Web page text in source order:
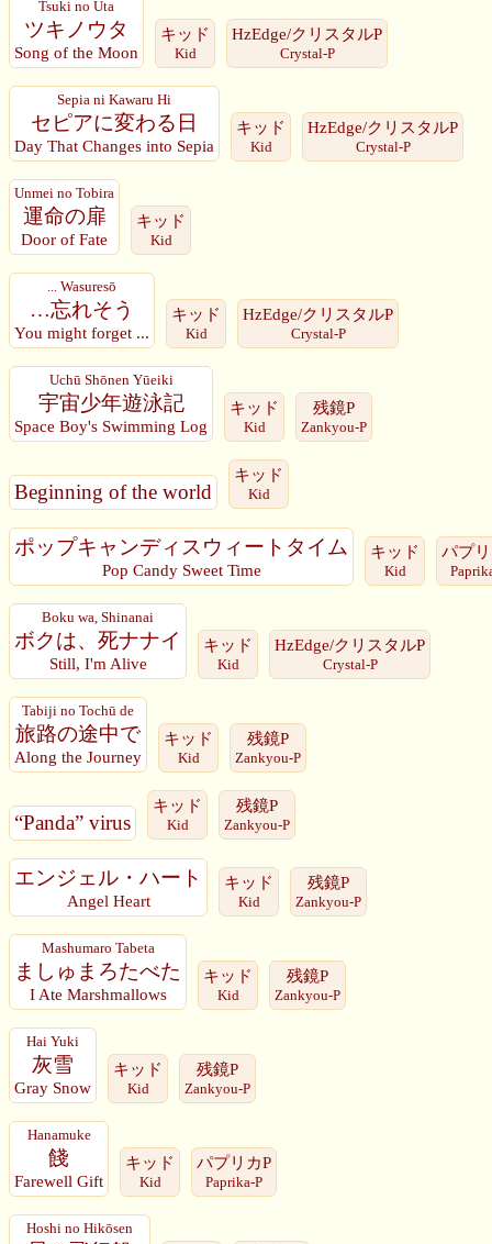
Tsuki no Uta
ツキノウタ
Song of the Moon
キッド
Kid
HzEdge/クリスタルP
Crystal-P
Sepia ni Kawaru Hi
セピアに変わる日
Day That Changes into Sepia
キッド
Kid
HzEdge/クリスタルP
Crystal-P
Unmei no Tobira
運命の扉
Door of Fate
キッド
Kid
... Wasuresō
…忘れそう
You might forget ...
キッド
Kid
HzEdge/クリスタルP
Crystal-P
Uchū Shōnen Yūeiki
宇宙少年遊泳記
Space Boy's Swimming Log
キッド
Kid
残鏡P
Zankyou-P
Beginning of the world
キッド
Kid
ポップキャンディスウィートタイム
Pop Candy Sweet Time
キッド
Kid
パプ
Boku wa, Shinanai
ボクは、死ナナイ
Still, I'm Alive
キッド
Kid
HzEdge/クリスタルP
Crystal-P
Tabiji no Tochū de
旅路の途中で
Along the Journey
キッド
Kid
残鏡P
Zankyou-P
“Panda” virus
キッド
Kid
残鏡P
Zankyou-P
エンジェル・ハート
Angel Heart
キッド
Kid
残鏡P
Zankyou-P
Mashumaro Tabeta
ましゅまろたべた
I Ate Marshmallows
キッド
Kid
残鏡P
Zankyou-P
Hai Yuki
灰雪
Gray Snow
キッド
Kid
残鏡P
Zankyou-P
Hanamuke
餞
Farewell Gift
キッド
Kid
パプリカP
Paprika-P
Hoshi no Hikōsen